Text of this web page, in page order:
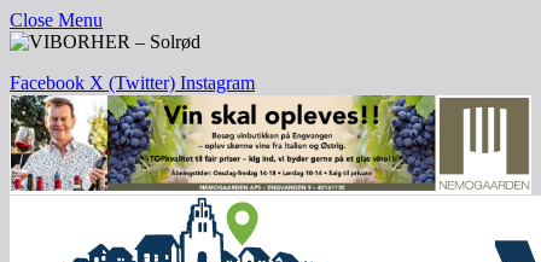
Close Menu
Facebook X (Twitter) Instagram